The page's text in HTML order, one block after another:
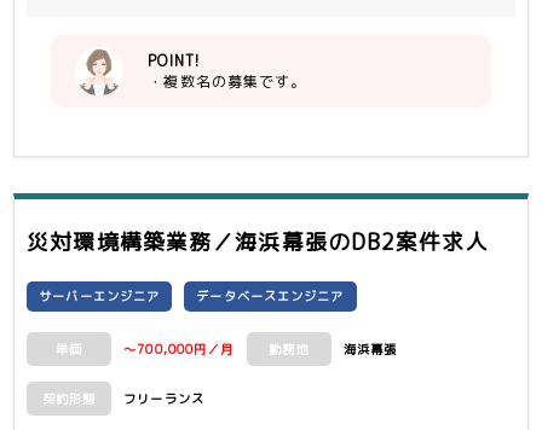
POINT!
・複数名の募集です。
災対環境構築業務／海浜幕張のDB2案件求人
サーバーエンジニア データベースエンジニア
単価 ～700,000円／月 勤務地 海浜幕張
契約形態 フリーランス